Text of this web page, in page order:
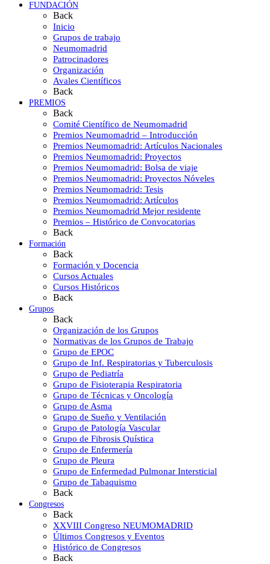
FUNDACIÓN
Back
Inicio
Grupos de trabajo
Neumomadrid
Patrocinadores
Organización
Avales Científicos
Back
PREMIOS
Back
Comité Científico de Neumomadrid
Premios Neumomadrid – Introducción
Premios Neumomadrid: Artículos Nacionales
Premios Neumomadrid: Proyectos
Premios Neumomadrid: Bolsa de viaje
Premios Neumomadrid: Proyectos Nóveles
Premios Neumomadrid: Tesis
Premios Neumomadrid: Artículos
Premios Neumomadrid Mejor residente
Premios – Histórico de Convocatorias
Back
Formación
Back
Formación y Docencia
Cursos Actuales
Cursos Históricos
Back
Grupos
Back
Organización de los Grupos
Normativas de los Grupos de Trabajo
Grupo de EPOC
Grupo de Inf. Respiratorias y Tuberculosis
Grupo de Pediatría
Grupo de Fisioterapia Respiratoria
Grupo de Técnicas y Oncología
Grupo de Asma
Grupo de Sueño y Ventilación
Grupo de Patología Vascular
Grupo de Fibrosis Quística
Grupo de Enfermería
Grupo de Pleura
Grupo de Enfermedad Pulmonar Intersticial
Grupo de Tabaquismo
Back
Congresos
Back
XXVIII Congreso NEUMOMADRID
Últimos Congresos y Eventos
Histórico de Congresos
Back